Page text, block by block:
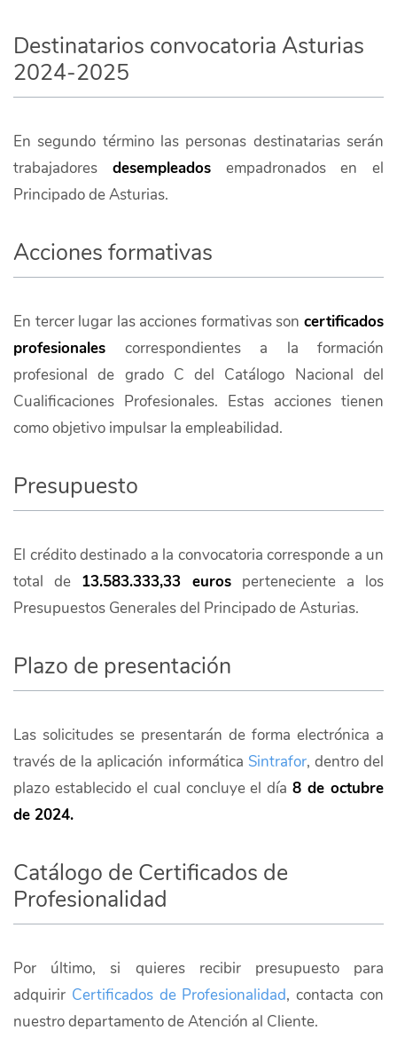
Destinatarios convocatoria Asturias
2024-2025
En segundo término las personas destinatarias serán
trabajadores desempleadosempadronados en el
Principado de Asturias.
Acciones formativas
En tercer lugar las acciones formativas son certificados
profesionales correspondientes a la formación
profesional de grado C del Catálogo Nacional del
Cualificaciones Profesionales. Estas acciones tienen
como objetivo impulsar la empleabilidad.
Presupuesto
El crédito destinado a la convocatoria corresponde a un
total de 13.583.333,33 euros perteneciente a los
Presupuestos Generales del Principado de Asturias.
Plazo de presentación
Las solicitudes se presentarán de forma electrónica a
través de la aplicación informática Sintrafor, dentro del
plazo establecido el cual concluye el día8 de octubre
de 2024.
Catálogo de Certificados de
Profesionalidad
Por último, si quieres recibir presupuesto para
adquirir Certificados de Profesionalidad, contacta con
nuestro departamento de Atención al Cliente.